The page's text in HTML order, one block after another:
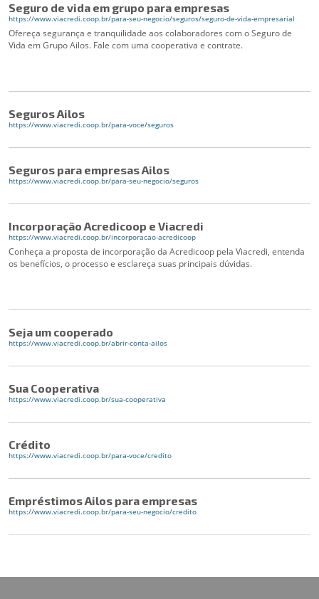
Seguro de vida em grupo para empresas
https://www.viacredi.coop.br/para-seu-negocio/seguros/seguro-de-vida-empresarial
Ofereça segurança e tranquilidade aos colaboradores com o Seguro de
Vida em Grupo Ailos. Fale com uma cooperativa e contrate.
Seguros Ailos
https://www.viacredi.coop.br/para-voce/seguros
Seguros para empresas Ailos
https://www.viacredi.coop.br/para-seu-negocio/seguros
Incorporação Acredicoop e Viacredi
https://www.viacredi.coop.br/incorporacao-acredicoop
Conheça a proposta de incorporação da Acredicoop pela Viacredi, entenda
os benefícios, o processo e esclareça suas principais dúvidas.
Seja um cooperado
https://www.viacredi.coop.br/abrir-conta-ailos
Sua Cooperativa
https://www.viacredi.coop.br/sua-cooperativa
Crédito
https://www.viacredi.coop.br/para-voce/credito
Empréstimos Ailos para empresas
https://www.viacredi.coop.br/para-seu-negocio/credito